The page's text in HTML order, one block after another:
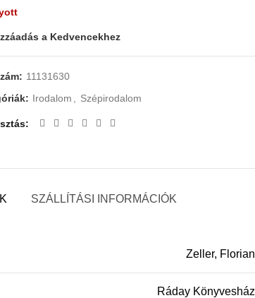
a Kedvencekhez
11131630
Irodalom Szépirodalom
SZÁLLÍTÁSI INFORMÁCIÓK
Zeller, Florian
Ráday Könyvesház